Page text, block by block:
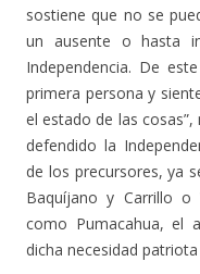
sostiene que no se
un ausente o hasta
Independencia. De
primera persona y
el estado de las
defendido la
de los precursores, ya
Baquíjano y Carrillo o
como Pumacahua, el
dicha necesidad